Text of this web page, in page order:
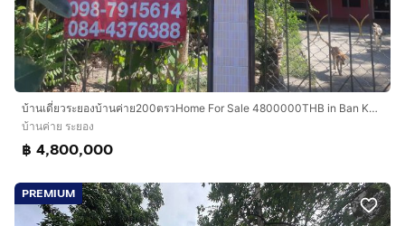
บ้านเดี่ยวระยองบ้านค่าย200ตรวHome For Sale 4800000THB in Ban Khai kaidee Property
บ้านค่าย ระยอง
฿ 4,800,000
PREMIUM